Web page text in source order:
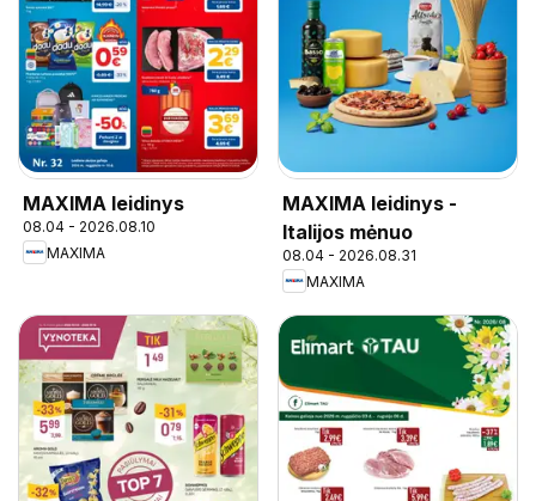
MAXIMA leidinys
08.04 - 2026.08.10
MAXIMA
MAXIMA leidinys -
Italijos mėnuo
08.04 - 2026.08.31
MAXIMA